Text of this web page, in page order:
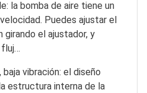
la bomba de aire tiene un
Puedes ajustar el
girando el ajustador, y
fluj…
baja vibración: el diseño
estructura interna de la